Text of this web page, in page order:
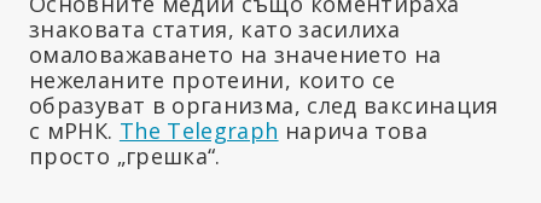
знаковата статия, като засилиха
омаловажаването на значението на
нежеланите протеини, които се
образуват в организма, след ваксинация
с мРНК. The Telegraph нарича това
просто „грешка“.